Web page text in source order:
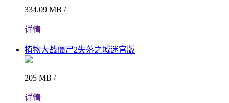
334.09 MB /
详情
植物大战僵尸2失落之城迷宫版
205 MB /
详情